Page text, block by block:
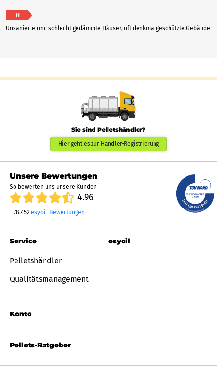
H
Unsanierte und schlecht gedämmte Häuser, oft denkmalgeschützte Gebäude
Sie sind Pelletshändler?
Hier geht es zur Händler-Registrierung
Unsere Bewertungen
So bewerten uns unsere Kunden
4.96
78.452 esyoil-Bewertungen
Pellets-Ratgeber
Service
Pelletshändler
Qualitätsmanagement
Konto
esyoil